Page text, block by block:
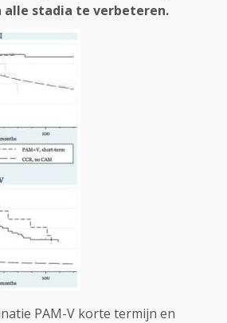
stadia te verbeteren.
PAM-V korte termijn en